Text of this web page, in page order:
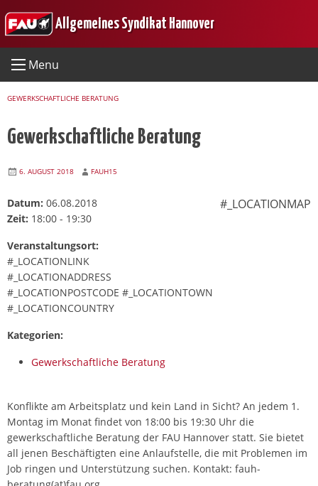
to
Allgemeines Syndikat Hannover
Menu
GEWERKSCHAFTLICHE BERATUNG
Gewerkschaftliche Beratung
6. AUGUST 2018 FAUH15
#_LOCATIONMAP
Datum: 06.08.2018
Zeit: 18:00 - 19:30
Veranstaltungsort:
#_LOCATIONLINK
#_LOCATIONADDRESS
#_LOCATIONPOSTCODE #_LOCATIONTOWN
#_LOCATIONCOUNTRY
Kategorien:
Gewerkschaftliche Beratung
Konflikte am Arbeitsplatz und kein Land in Sicht? An jedem 1.
Montag im Monat findet von 18:00 bis 19:30 Uhr die
gewerkschaftliche Beratung der FAU Hannover statt. Sie bietet
all jenen Beschäftigten eine Anlaufstelle, die mit Problemen im
Job ringen und Unterstützung suchen. Kontakt: fauh-